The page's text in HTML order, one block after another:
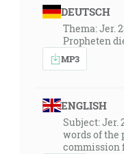
DEUTSCH
Thema: Jer.
Propheten
MP3
ENGLISH
Subject: Jer.
words of the
commission